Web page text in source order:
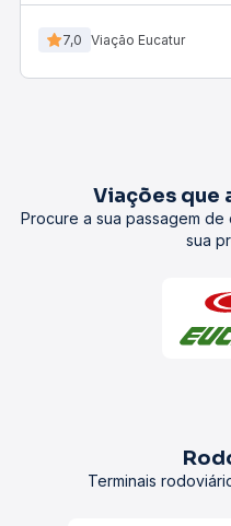
7,0 Viação Eucatur
Viações que
Procure a sua passagem
sua
Terminais